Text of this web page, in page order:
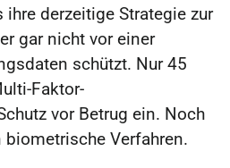
derzeitige Strategie zur
gar nicht vor einer
schützt. Nur 45
Faktor-
vor Betrug ein. Noch
Verfahren.